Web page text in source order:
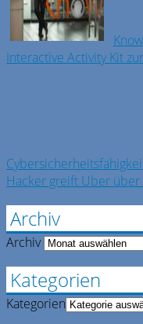
Interactive Activity Kit
Hacker greift Uber
Archiv
Archiv
Kategorien
Kategorien